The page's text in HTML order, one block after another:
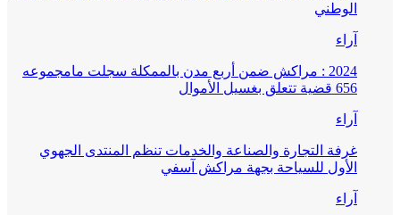
الوطني
آراء
2024 : مراكش ضمن أربع مدن بالممكلة سجلت مامجموعه
656 قضية تتعلق بغسيل الأموال
آراء
غرفة التجارة والصناعة والخدمات تنظم المنتدى الجهوي
الأول للسياحة بجهة مراكش آسفي
آراء